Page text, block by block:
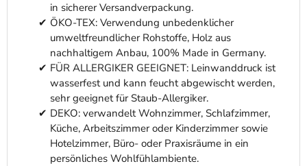
in sicherer Versandverpackung.
ÖKO-TEX: Verwendung unbedenklicher
umweltfreundlicher Rohstoffe, Holz aus
nachhaltigem Anbau, 100% Made in Germany.
FÜR ALLERGIKER GEEIGNET: Leinwanddruck ist
wasserfest und kann feucht abgewischt werden,
sehr geeignet für Staub-Allergiker.
DEKO: verwandelt Wohnzimmer, Schlafzimmer,
Küche, Arbeitszimmer oder Kinderzimmer sowie
Hotelzimmer, Büro- oder Praxisräume in ein
persönliches Wohlfühlambiente.